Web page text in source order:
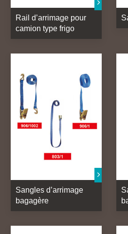
Rail d’arrimage pour
camion type frigo
Sangles d’arrimage
bagagère